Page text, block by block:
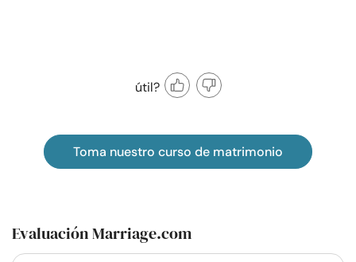
útil?
Toma nuestro curso de matrimonio
Evaluación Marriage.com